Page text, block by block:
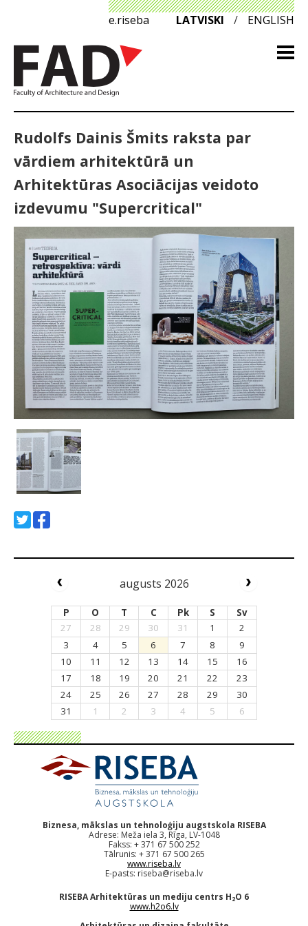
e.riseba LATVISKI / ENGLISH
Rudolfs Dainis Šmits raksta par
vārdiem arhitektūrā un
Arhitektūras Asociācijas veidoto
izdevumu "Supercritical"
augusts 2026
P O T C Pk S
Sv
27
28 29 30 31 1
2
3
4 5 6 7 8
9
10
11 12 13 14 15
16
17
18 19 20 21 22
23
24
25 26 27 28 29
30
31
1 2 3 4 5 6
Biznesa, mākslas un tehnoloģiju augstskola RISEBA
Adrese: Meža iela 3, Rīga, LV-1048
Fakss: + 371 67 500 252
Tālrunis: + 371 67 500 265
www.riseba.lv
E-pasts: riseba@riseba.lv
RISEBA Arhitektūras un mediju centrs H2O 6
www.h2o6.lv